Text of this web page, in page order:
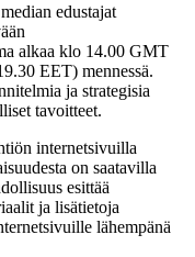
edustajat
alkaa klo 14.00 GMT
EET) mennessä.
ja strategisia
tavoitteet.
internetsivuilla
on saatavilla
esittää
ja lisätietoja
lähempänä